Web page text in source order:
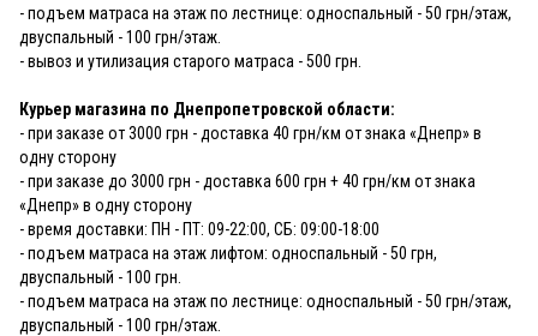
- подъем матраса на этаж по лестнице: односпальный - 50 грн/этаж,
двуспальный - 100 грн/этаж.
- вывоз и утилизация старого матраса - 500 грн.
Курьер магазина по Днепропетровской области:
- при заказе от 3000 грн - доставка 40 грн/км от знака «Днепр» в
одну сторону
- при заказе до 3000 грн - доставка 600 грн + 40 грн/км от знака
«Днепр» в одну сторону
- время доставки: ПН - ПТ: 09-22:00, СБ: 09:00-18:00
- подъем матраса на этаж лифтом: односпальный - 50 грн,
двуспальный - 100 грн.
- подъем матраса на этаж по лестнице: односпальный - 50 грн/этаж,
двуспальный - 100 грн/этаж.